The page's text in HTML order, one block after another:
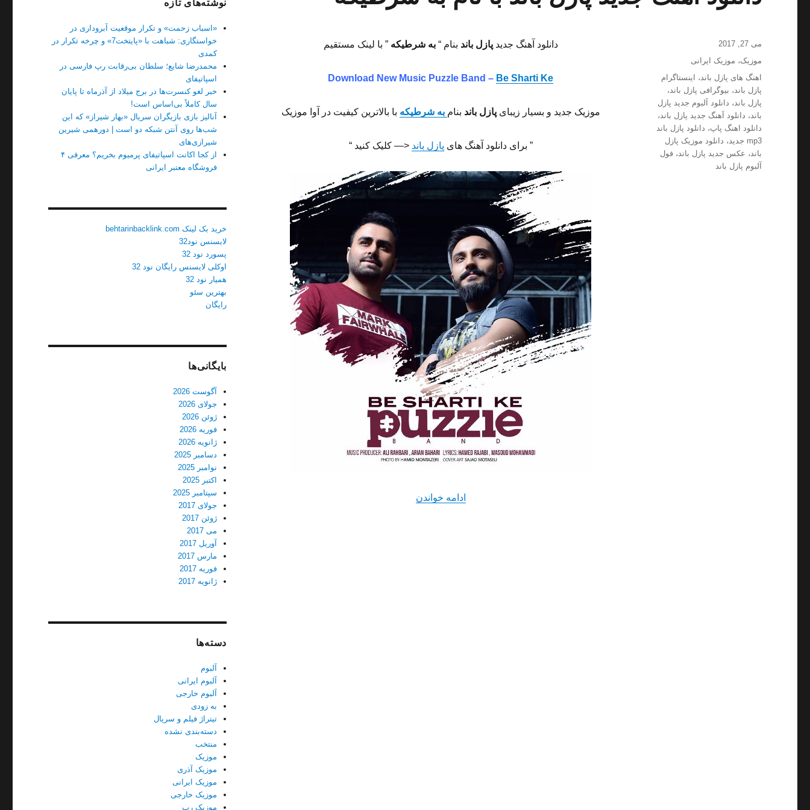
دانلود آهنگ جدید پازل باند بنام “ به شرطیکه” با لینک مستقیم
Download New Music Puzzle Band – Be Sharti Ke
موزیک جدید و بسیار زیبایپازل باند بنام به شرطیکه با بالاترین کیفیت در آوا موزیک
” برای دانلود آهنگ های پازل باند <— کلیک کنید “
ادامه خواندن
ارسال
شده
می 27, 2017
دسته‌ها
موزیک، موزیک ایرانی
برچسب‌ها
اهنگ های پازل باند،
اینستاگرام
پازل باند، بیوگرافی پازل باند،
پازل باند، دانلود آلبوم جدید پازل
باند، دانلود آهنگ جدید پازل باند،
دانلود اهنگ پاپ، دانلود پازل باند
mp3 جدید
، دانلود موزیک پازل
باند، عکس جدید پازل باند،فول
آلبوم پازل باند
نوشته‌های تازه
«اسباب زحمت» و تکرار موقعیت آبروداری در
خواستگاری: شباهت با «پایتخت7» و چرخه تکرار در
کمدی
محمدرضا شایع؛ سلطان بی‌رقابت رپ فارسی در
اسپاتیفای
خبر لغو کنسرت‌ها در برج میلاد از آذرماه تا پایان
سال کاملاً بی‌اساس است!
آنالیز بازی بازیگران سریال «بهار شیراز» که این
شب‌ها روی آنتن شبکه دو است | دورهمی شیرین
شیرازی‌های
از کجا اکانت اسپاتیفای پرمیوم بخریم؟ معرفی ۴
فروشگاه معتبر ایرانی
خرید بک لینک behtarinbacklink.com
لایسنس نود32
پسورد نود 32
اوکلی لایسنس رایگان نود 32
همیار نود 32
بهترین سئو
رایگان
بایگانی‌ها
آگوست 2026
جولای 2026
ژوئن 2026
فوریه 2026
ژانویه 2026
دسامبر 2025
نوامبر 2025
اکتبر 2025
سپتامبر 2025
جولای 2017
ژوئن 2017
می 2017
آوریل 2017
مارس 2017
فوریه 2017
ژانویه 2017
دسته‌ها
آلبوم
آلبوم ایرانی
آلبوم خارجی
به زودی
تیتراژ فیلم و سریال
دسته‌بندی نشده
منتخب
موزیک
موزیک آذری
موزیک ایرانی
موزیک خارجی
موزیک رپ